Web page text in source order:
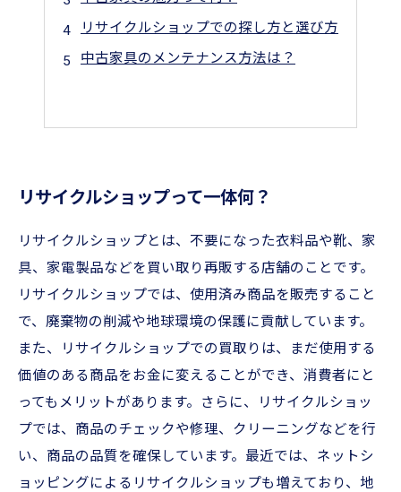
リサイクルショップでの探し方と選び方
中古家具のメンテナンス方法は？
リサイクルショップって一体何？
リサイクルショップとは、不要になった衣料品や靴、家
具、家電製品などを買い取り再販する店舗のことです。
リサイクルショップでは、使用済み商品を販売すること
で、廃棄物の削減や地球環境の保護に貢献しています。
また、リサイクルショップでの買取りは、まだ使用する
価値のある商品をお金に変えることができ、消費者にと
ってもメリットがあります。さらに、リサイクルショッ
プでは、商品のチェックや修理、クリーニングなどを行
い、商品の品質を確保しています。最近では、ネットシ
ョッピングによるリサイクルショップも増えており、地